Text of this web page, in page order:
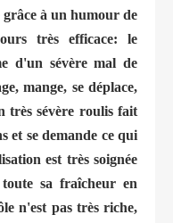
grâce à un humour de
très efficace: le
d'un sévère mal de
mange, se déplace,
très sévère roulis fait
et se demande ce qui
est très soignée
sa fraîcheur en
n'est pas très riche,